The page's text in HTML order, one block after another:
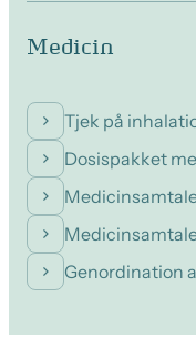
Medicin
Tjek på
Dosispakket
Genordination